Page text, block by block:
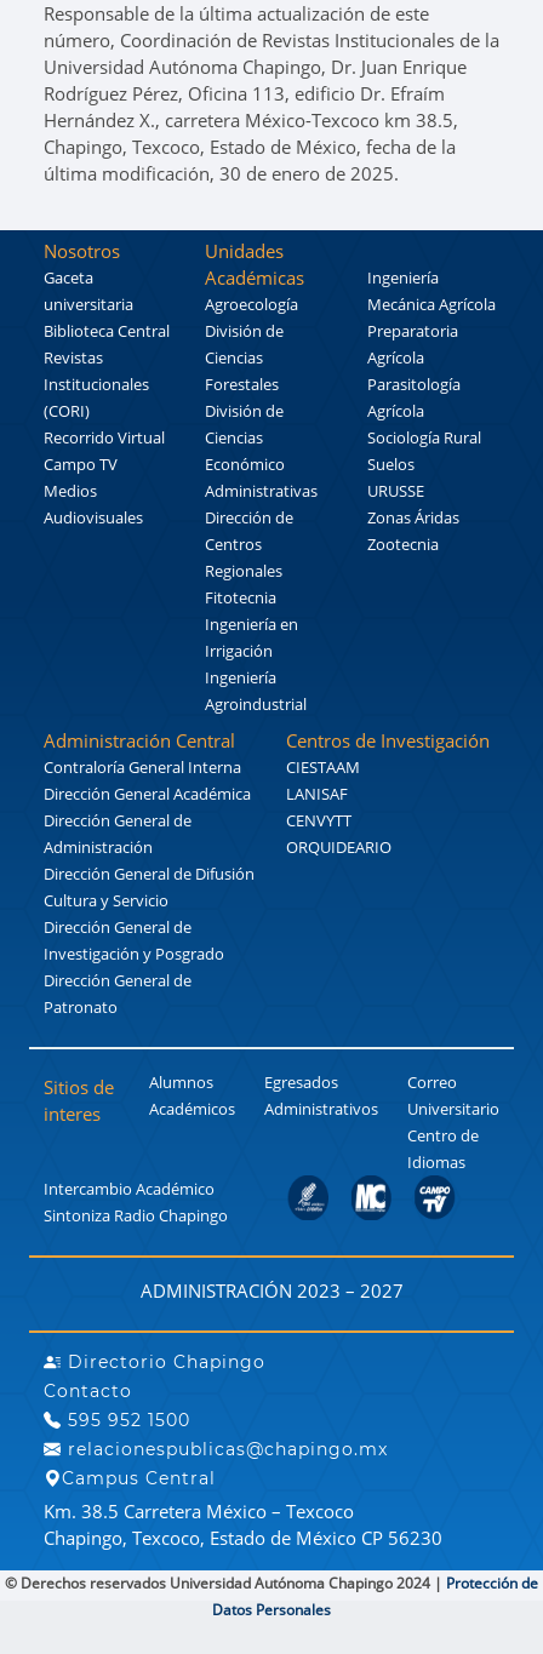
Responsable de la última actualización de este
número, Coordinación de Revistas Institucionales de la
Universidad Autónoma Chapingo, Dr. Juan Enrique
Rodríguez Pérez, Oficina 113, edificio Dr. Efraím
Hernández X., carretera México-Texcoco km 38.5,
Chapingo, Texcoco, Estado de México, fecha de la
última modificación, 30 de enero de 2025.
Nosotros
Gaceta
universitaria
Biblioteca Central
Revistas
Institucionales
(CORI)
Recorrido Virtual
Campo TV
Medios
Audiovisuales
Unidades
Académicas
Agroecología
División de
Ciencias
Forestales
División de
Ciencias
Económico
Administrativas
Dirección de
Centros
Regionales
Fitotecnia
Ingeniería en
Irrigación
Ingeniería
Agroindustrial
Ingeniería
Mecánica Agrícola
Preparatoria
Agrícola
Parasitología
Agrícola
Sociología Rural
Suelos
URUSSE
Zonas Áridas
Zootecnia
Administración Central
Contraloría General Interna
Dirección General Académica
Dirección General de
Administración
Dirección General de Difusión
Cultura y Servicio
Dirección General de
Investigación y Posgrado
Dirección General de
Patronato
Centros de Investigación
CIESTAAM
LANISAF
CENVYTT
ORQUIDEARIO
Sitios de
interes
Alumnos
Académicos
Egresados
Administrativos
Correo
Universitario
Centro de
Idiomas
Intercambio Académico
Sintoniza Radio Chapingo
ADMINISTRACIÓN 2023 – 2027
Directorio Chapingo
Contacto
595 952 1500
relacionespublicas@chapingo.mx
Campus Central
Km. 38.5 Carretera México – Texcoco
Chapingo, Texcoco, Estado de México CP 56230
© Derechos reservados Universidad Autónoma Chapingo 2024 | Protección de
Datos Personales